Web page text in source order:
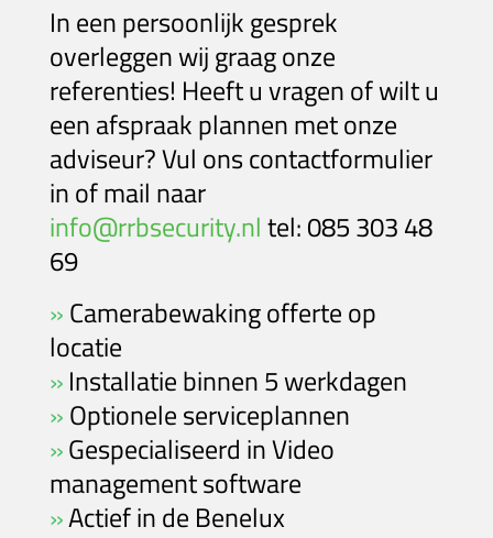
In een persoonlijk gesprek
overleggen wij graag onze
referenties! Heeft u vragen of wilt u
een afspraak plannen met onze
adviseur? Vul ons contactformulier
in of mail naar
info@rrbsecurity.nltel: 085 303 48
69
»Camerabewakingofferte op
locatie
»Installatie binnen 5 werkdagen
»Optionele serviceplannen
»Gespecialiseerd in Video
management software
»Actief in de Benelux